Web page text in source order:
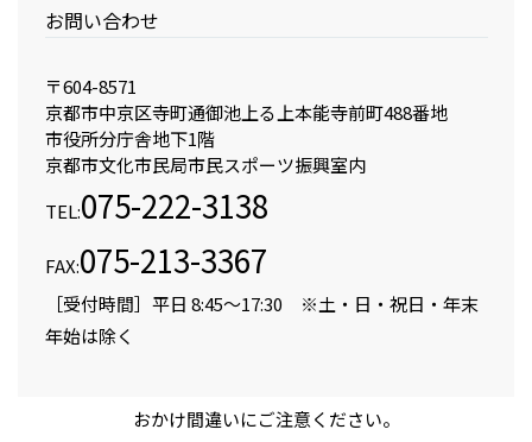
お問い合わせ
〒604-8571
京都市中京区寺町通御池上る上本能寺前町488番地
市役所分庁舎地下1階
京都市文化市民局市民スポーツ振興室内
TEL:075-222-3138
FAX:075-213-3367
［受付時間］平日 8:45～17:30 ※土・日・祝日・年末
年始は除く
おかけ間違いにご注意ください。